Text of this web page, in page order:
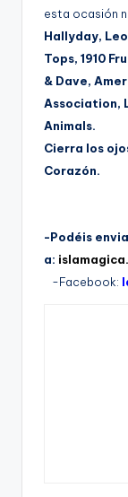
esta ocasión
Hallyday,
Tops, 1910
& Dave,
Association,
Animals.
Cierra los
Corazón.
-Podéis
a:
-Facebook: